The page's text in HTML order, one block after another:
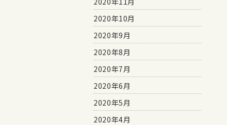
2020年10月
2020年9月
2020年8月
2020年7月
2020年6月
2020年5月
2020年4月